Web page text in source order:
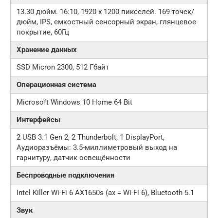
13.30 дюйм. 16:10, 1920 x 1200 пикселей. 169 точек/
дюйм, IPS, емкостный сенсорный экран, глянцевое
покрытие, 60Гц
Хранение данных
SSD Micron 2300, 512 Гбайт
Операционная система
Microsoft Windows 10 Home 64 Bit
Интерфейсы
2 USB 3.1 Gen 2, 2 Thunderbolt, 1 DisplayPort,
Аудиоразъёмы: 3.5-миллиметровый выход на
гарнитуру, датчик освещённости
Беспроводные подключения
Intel Killer Wi-Fi 6 AX1650s (ax = Wi-Fi 6), Bluetooth 5.1
Звук